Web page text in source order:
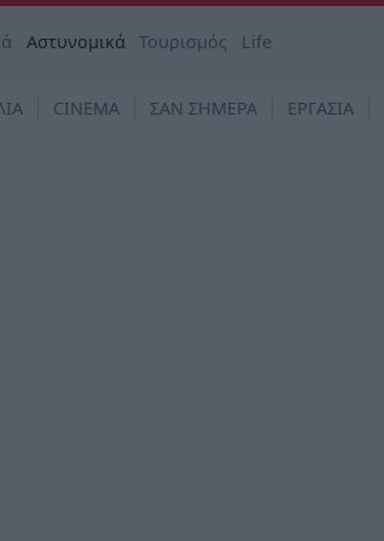
Αστυνομικά Τουρισμός Life
CINEMA ΣΑΝ ΣΗΜΕΡΑ ΕΡΓΑΣΙΑ